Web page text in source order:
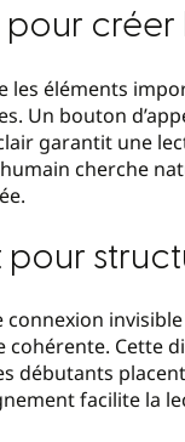
créer
les éléments
Un bouton
garantit une
cherche
pour
connexion
cohérente. Cette
débutants
facilite la